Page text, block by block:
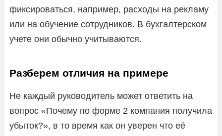
фиксироваться, например, расходы на рекламу
или на обучение сотрудников. В бухгалтерском
учете они обычно учитываются.
Разберем отличия на примере
Не каждый руководитель может ответить на
вопрос «Почему по форме 2 компания получила
убыток?», в то время как он уверен что её